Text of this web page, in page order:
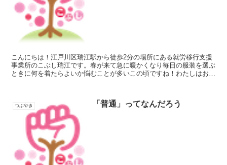
こんにちは！江戸川区瑞江駅から徒歩2分の場所にある就労移行支援
事業所のこぶし瑞江です。春が来て急に暖かくなり毎日の服装を選ぶ
ときに何を着たらよいか悩むことが多いこの頃ですね！わたしはおな
つぶやき 「普通」ってなんだろう